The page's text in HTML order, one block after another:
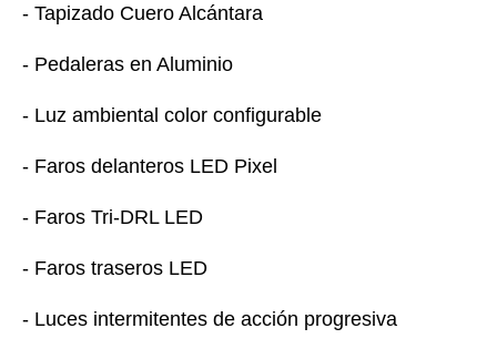
- Tapizado Cuero Alcántara
- Pedaleras en Aluminio
- Luz ambiental color configurable
- Faros delanteros LED Pixel
- Faros Tri-DRL LED
- Faros traseros LED
- Luces intermitentes de acción progresiva